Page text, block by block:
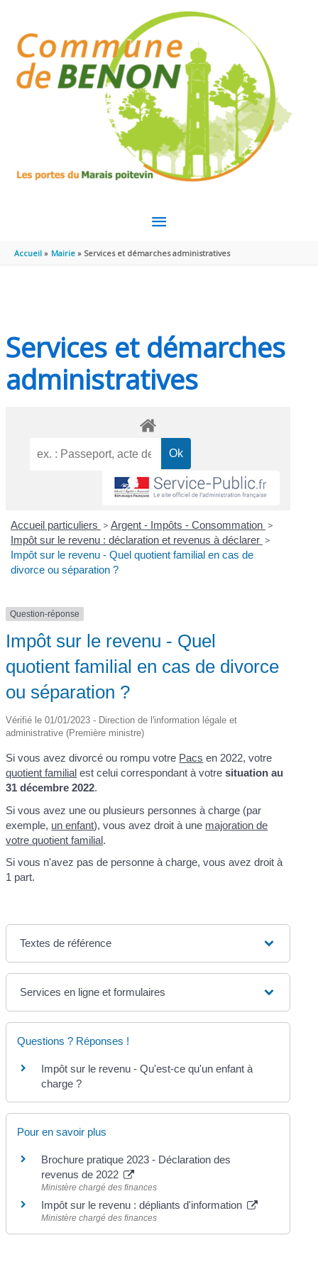
MENU
PRINCIPAL
Accueil Mairie Services et démarches administratives
Services et démarches
administratives
Accueil particuliers > Argent - Impôts - Consommation >
Impôt sur le revenu : déclaration et revenus à déclarer >
Impôt sur le revenu - Quel quotient familial en cas de
divorce ou séparation ?
Question-réponse
Impôt sur le revenu - Quel
quotient familial en cas de divorce
ou séparation ?
Vérifié le 01/01/2023 - Direction de l'information légale et
administrative (Première ministre)
Si vous avez divorcé ou rompu votre Pacs en 2022, votre
quotient familial est celui correspondant à votresituation au
31 décembre 2022.
Si vous avez une ou plusieurs personnes à charge (par
exemple, un enfant), vous avez droit à une majoration de
votre quotient familial.
Si vous n'avez pas de personne à charge, vous avez droit à
1 part.
Textes de référence
Services en ligne et formulaires
Questions ? Réponses !
Impôt sur le revenu - Qu'est-ce qu'un enfant à
charge ?
Pour en savoir plus
Brochure pratique 2023 - Déclaration des
revenus de 2022
Ministère chargé des finances
Impôt sur le revenu : dépliants d'information
Ministère chargé des finances